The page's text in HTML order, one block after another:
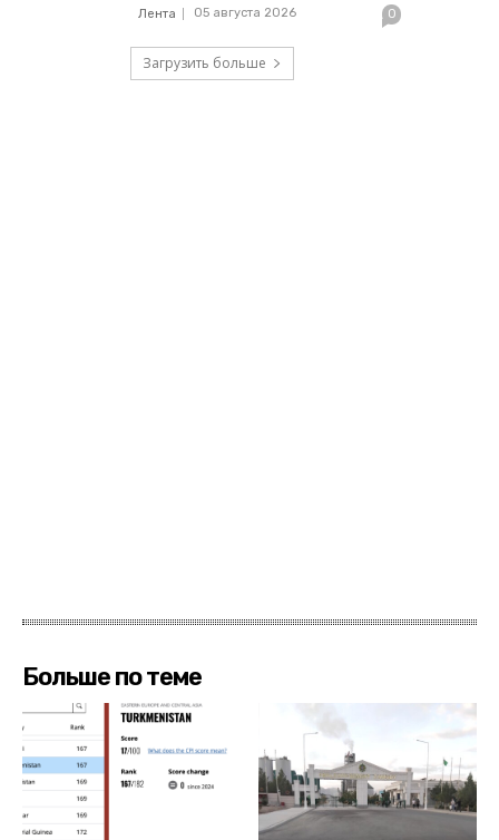
Лента 05 августа 2026 0
Загрузить больше
Больше по теме